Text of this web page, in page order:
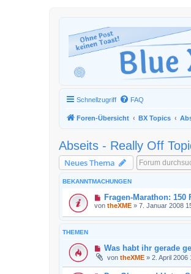
Schnellzugriff FAQ
Foren-Übersicht BX Topics
Abseits - Really Off
Neues Thema
BEKANNTMACHUNGEN
Fragen-Marathon:
von theXME » 7. Januar 2008
THEMEN
Was habt ihr gerade
von theXME » 2. April 2006